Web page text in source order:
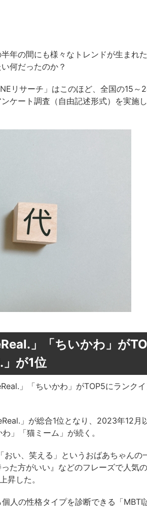
年の間にも様々なトレンドが生まれ
何だったのか？
リサーチ」はこのほど、全国の15～
ケート調査（自由記述形式）を実施
」「ちいかわ」が
が1位
」「ちいかわ」がTOP5にランクイ
」が総合1位となり、2023年12月
」「猫ミーム」が続く。
い、笑える」というおばあちゃんの
た方がいい』などのフレーズで人気
昇した。
人の性格タイプを診断できる「MBTI